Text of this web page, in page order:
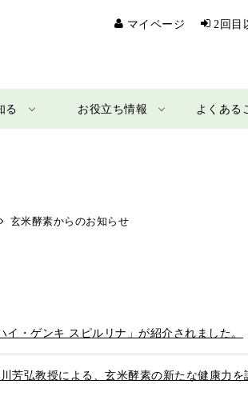
マイページ 2回目
る お役立ち情報 よくある
玄米酵素からのお知らせ
・ゲンキ スピルリナ」が紹介されました。
芳弘教授による、玄米酵素の新たな健康力